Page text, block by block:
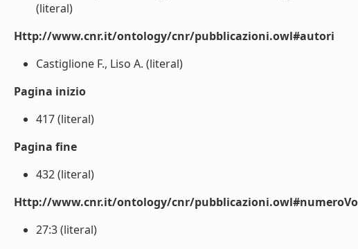
(literal)
Http://www.cnr.it/ontology/cnr/pubblicazioni.owl#autori
Castiglione F., Liso A. (literal)
Pagina inizio
417 (literal)
Pagina fine
432 (literal)
Http://www.cnr.it/ontology/cnr/
27:3 (literal)